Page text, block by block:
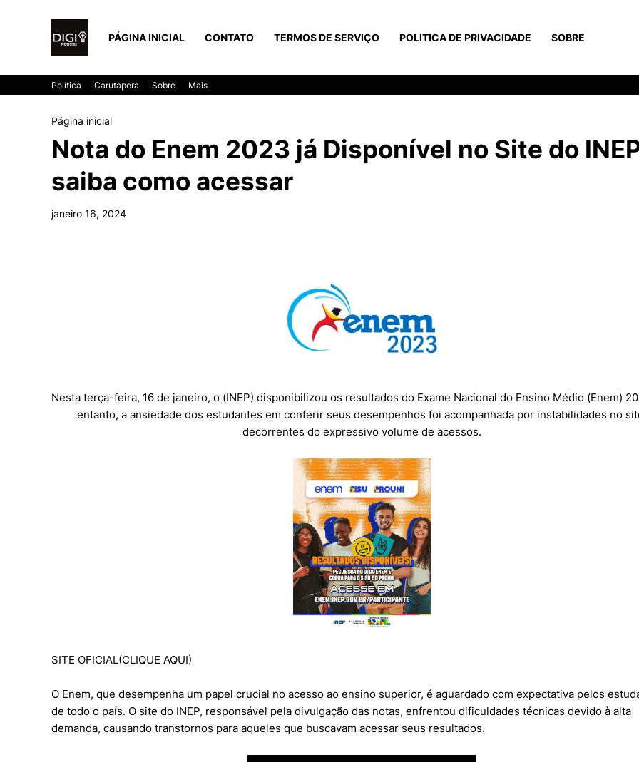
PÁGINA INICIAL CONTATO TERMOS DE SERVIÇO POLITICA DE PRIVACIDADE SOBRE
Política Carutapera Sobre Mais
Página inicial
Nota do Enem 2023 já Disponível no Site do
saiba como acessar
janeiro 16, 2024
Nesta terça-feira, 16 de janeiro, o (INEP) disponibilizou os resultados do Exame Nacional do Ensino Médio (Enem)
entanto, a ansiedade dos estudantes em conferir seus desempenhos foi acompanhada por instabilidades no
decorrentes do expressivo volume de acessos.
SITE OFICIAL(CLIQUE AQUI)
O Enem, que desempenha um papel crucial no acesso ao ensino superior, é aguardado com expectativa pelos
de todo o país. O site do INEP, responsável pela divulgação das notas, enfrentou dificuldades técnicas devido à alta
demanda, causando transtornos para aqueles que buscavam acessar seus resultados.